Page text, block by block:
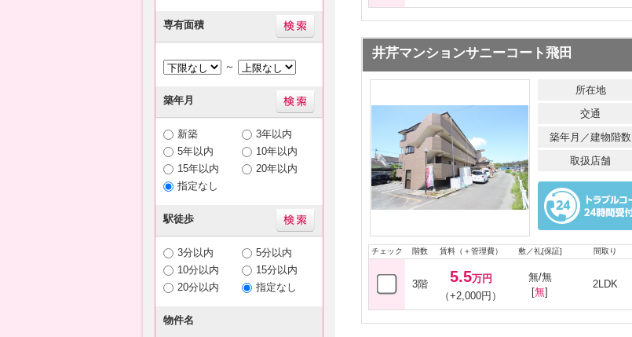
専有面積
～
築年月
新築
3年以内
5年以内
10年以内
15年以内
20年以内
指定なし
駅徒歩
3分以内
5分以内
10分以内
15分以内
20分以内
指定なし
物件名
井芹マンションサニーコート飛田
所在地
交通
築年月／建物階数
取扱店舗
チェック 階数 賃料（＋管理費） 敷／礼[保証] 間取り
3階 5.5万円
（+2,000円）
無/無
[無]
2LDK